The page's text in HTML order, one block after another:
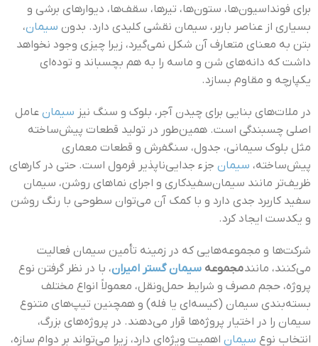
برای فونداسیون‌ها، ستون‌ها، تیرها، سقف‌ها، دیوارهای برشی و
بسیاری از عناصر باربر، سیمان نقشی کلیدی دارد. بدون سیمان،
بتن به معنای متعارف آن شکل نمی‌گیرد، زیرا چیزی وجود نخواهد
داشت که دانه‌های شن و ماسه را به هم بچسباند و توده‌ای
یکپارچه و مقاوم بسازد.
در ملات‌های بنایی برای چیدن آجر، بلوک و سنگ نیز سیمان عامل
اصلی چسبندگی است. همین‌طور در تولید قطعات پیش‌ساخته
مثل بلوک سیمانی، جدول، سنگفرش و قطعات معماری
پیش‌ساخته، سیمان جزء جدایی‌ناپذیر فرمول است. حتی در کارهای
ظریف‌تر مانند سیمان‌سفیدکاری و اجرای نماهای روشن، سیمان
سفید کاربرد جدی دارد و با کمک آن می‌توان سطوحی با رنگ روشن
و یکدست ایجاد کرد.
شرکت‌ها و مجموعه‌هایی که در زمینه تأمین سیمان فعالیت
می‌کنند، مانندمجموعه سیمان گستر امیران، با در نظر گرفتن نوع
پروژه، حجم مصرف و شرایط حمل‌ونقل، معمولاً انواع مختلف
بسته‌بندی سیمان (کیسه‌ای یا فله) و همچنین تیپ‌های متنوع
سیمان را در اختیار پروژه‌ها قرار می‌دهند. در پروژه‌های بزرگ،
انتخاب نوع سیمان اهمیت ویژه‌ای دارد، زیرا می‌تواند بر دوام سازه،